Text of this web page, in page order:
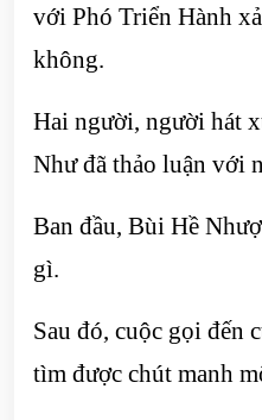
với Phó Triển Hành
không.
Hai người, người hát
Như đã thảo luận với
Ban đầu, Bùi Hề
gì.
Sau đó, cuộc gọi đến
tìm được chút manh